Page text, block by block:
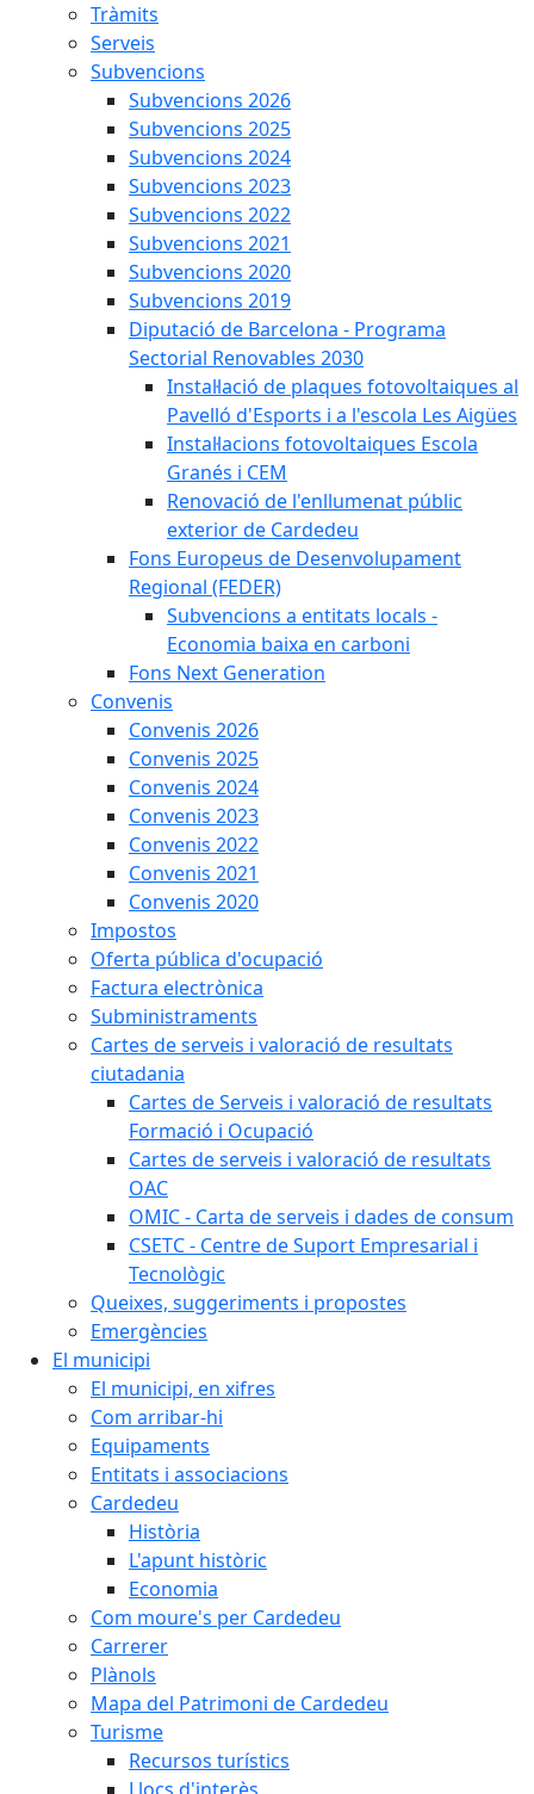
Tràmits
Serveis
Subvencions
Subvencions 2026
Subvencions 2025
Subvencions 2024
Subvencions 2023
Subvencions 2022
Subvencions 2021
Subvencions 2020
Subvencions 2019
Diputació de Barcelona - Programa
Sectorial Renovables 2030
Instal·lació de plaques fotovoltaiques al
Pavelló d'Esports i a l'escola Les Aigües
Instal·lacions fotovoltaiques Escola
Granés i CEM
Renovació de l'enllumenat públic
exterior de Cardedeu
Fons Europeus de Desenvolupament
Regional (FEDER)
Subvencions a entitats locals -
Economia baixa en carboni
Fons Next Generation
Convenis
Convenis 2026
Convenis 2025
Convenis 2024
Convenis 2023
Convenis 2022
Convenis 2021
Convenis 2020
Impostos
Oferta pública d'ocupació
Factura electrònica
Subministraments
Cartes de serveis i valoració de resultats
ciutadania
Cartes de Serveis i valoració de resultats
Formació i Ocupació
Cartes de serveis i valoració de resultats
OAC
OMIC - Carta de serveis i dades de consum
CSETC - Centre de Suport Empresarial i
Tecnològic
Queixes, suggeriments i propostes
Emergències
El municipi
El municipi, en xifres
Com arribar-hi
Equipaments
Entitats i associacions
Cardedeu
Història
L'apunt històric
Economia
Com moure's per Cardedeu
Carrerer
Plànols
Mapa del Patrimoni de Cardedeu
Turisme
Recursos turístics